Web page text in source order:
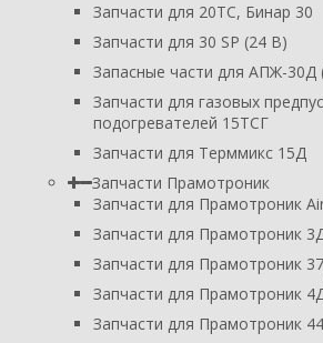
Запчасти для 20ТС, Бинар 30
Запчасти для 30 SP (24 В)
Запасные части для АПЖ-30Д
Запчасти для газовых
подогревателей 15ТСГ
Запчасти для Терммикс 15Д
Запчасти Прамотроник
Запчасти для Прамотроник
Запчасти для Прамотроник
Запчасти для Прамотроник
Запчасти для Прамотроник
Запчасти для Прамотроник